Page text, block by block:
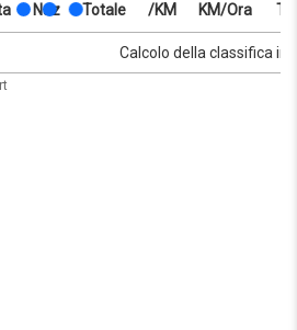
Naz
KM/Ora
Totale /KM
Tempo
Velocità
Totale /KM
Calcolo della classifica in